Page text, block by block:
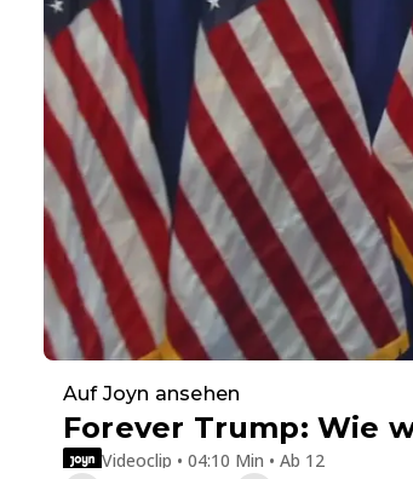
Auf Joyn ansehen
Forever Trump: Wie
Videoclip • 04:10 Min • Ab 12